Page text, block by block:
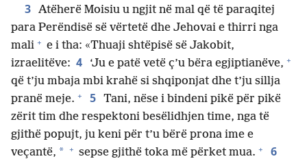
3 Atëherë Moisiu u ngjit në mal që të paraqitej
para Perëndisë së vërtetë dhe Jehovai e thirri nga
mali + e i tha: «Thuaji shtëpisë së Jakobit,
izraelitëve: 4 ‘Ju e patë vetë ç’u bëra egjiptianëve, +
që t’ju mbaja mbi krahë si shqiponjat dhe t’ju sillja
pranë meje. + 5 Tani, nëse i bindeni pikë për pikë
zërit tim dhe respektoni besëlidhjen time, nga të
gjithë popujt, ju keni për t’u bërë prona ime e
veçantë, * + sepse gjithë toka më përket mua. + 6